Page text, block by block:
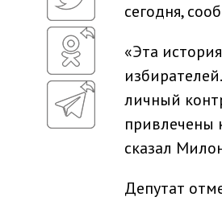
сегодня,
«Эта
личный
привлечены
сказал
Депутат